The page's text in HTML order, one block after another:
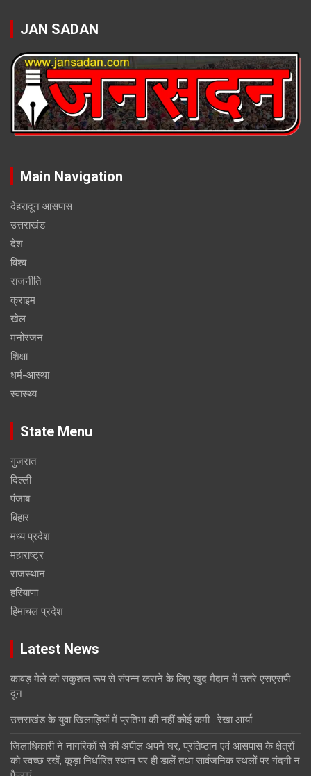
JAN SADAN
Main Navigation
देहरादून आसपास
उत्तराखंड
देश
विश्व
राजनीति
क्राइम
खेल
मनोरंजन
शिक्षा
धर्म-आस्था
स्वास्थ्य
State Menu
गुजरात
दिल्ली
पंजाब
बिहार
मध्य प्रदेश
महाराष्ट्र
राजस्थान
हरियाणा
हिमाचल प्रदेश
Latest News
कावड़ मेले को सकुशल रूप से संपन्न कराने के लिए खुद मैदान में उतरे एसएसपी
दून
उत्तराखंड के युवा खिलाड़ियों में प्रतिभा की नहीं कोई कमी : रेखा आर्या
जिलाधिकारी ने नागरिकों से की अपील अपने घर, प्रतिष्ठान एवं आसपास के क्षेत्रों
को स्वच्छ रखें, कूड़ा निर्धारित स्थान पर ही डालें तथा सार्वजनिक स्थलों पर गंदगी न